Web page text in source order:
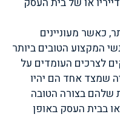
כאשר מעוניינים
המקצוע הטובים ביותר
לצרכים העומדים על
שמצד אחד הם יהיו
שלהם בצורה הטובה
בבית העסק באופן